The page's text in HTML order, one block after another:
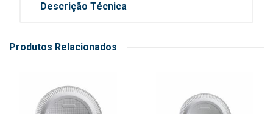
Descrição Técnica
Produtos Relacionados